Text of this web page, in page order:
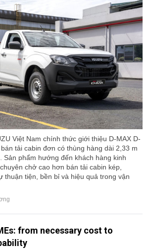
Việt Nam chính thức giới thiệu D-MAX D-
tải cabin đơn có thùng hàng dài 2,33 m
Sản phẩm hướng đến khách hàng kinh
chở cao hơn bán tải cabin kép,
thuận tiện, bền bỉ và hiệu quả trong vận
from necessary cost to